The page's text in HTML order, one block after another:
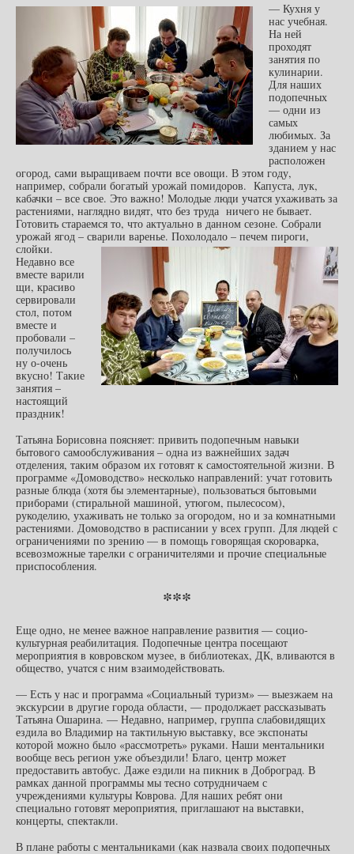
— Кухня у
нас учебная.
На ней
проходят
занятия по
кулинарии.
Для наших
подопечных
— одни из
самых
любимых. За
зданием у нас
расположен
огород, сами выращиваем почти все овощи. В этом году,
например, собрали богатый урожай помидоров. Капуста, лук,
кабачки – все свое. Это важно! Молодые люди учатся ухаживать за
растениями, наглядно видят, что без труда ничего не бывает.
Готовить стараемся то, что актуально в данном сезоне. Собрали
урожай ягод – сварили варенье. Похолодало – печем пироги,
слойки.
Недавно все
вместе варили
щи, красиво
сервировали
стол, потом
вместе и
пробовали –
получилось
ну о-очень
вкусно! Такие
занятия –
настоящий
праздник!
Татьяна Борисовна поясняет: привить подопечным навыки
бытового самообслуживания – одна из важнейших задач
отделения, таким образом их готовят к самостоятельной жизни. В
программе «Домоводство» несколько направлений: учат готовить
разные блюда (хотя бы элементарные), пользоваться бытовыми
приборами (стиральной машиной, утюгом, пылесосом),
рукоделию, ухаживать не только за огородом, но и за комнатными
растениями. Домоводство в расписании у всех групп. Для людей с
ограничениями по зрению — в помощь говорящая скороварка,
всевозможные тарелки с ограничителями и прочие специальные
приспособления.
***
Еще одно, не менее важное направление развития — социо-
культурная реабилитация. Подопечные центра посещают
мероприятия в ковровском музее, в библиотеках, ДК, вливаются в
общество, учатся с ним взаимодействовать.
— Есть у нас и программа «Социальный туризм» — выезжаем на
экскурсии в другие города области, — продолжает рассказывать
Татьяна Ошарина. — Недавно, например, группа слабовидящих
ездила во Владимир на тактильную выставку, все экспонаты
которой можно было «рассмотреть» руками. Наши ментальники
вообще весь регион уже объездили! Благо, центр может
предоставить автобус. Даже ездили на пикник в Доброград. В
рамках данной программы мы тесно сотрудничаем с
учреждениями культуры Коврова. Для наших ребят они
специально готовят мероприятия, приглашают на выставки,
концерты, спектакли.
В плане работы с ментальниками (как назвала своих подопечных